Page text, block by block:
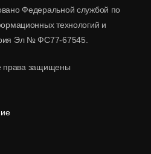
Федеральной службой по
технологий и
Эл № ФС77-67545.
права защищены